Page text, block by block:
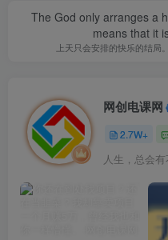
The God only arranges a
means that it
上天只会安排的快乐的结局
网创电课网
2.7W+
人生，总会